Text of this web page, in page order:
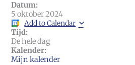
Datum:
5 oktober 2024
Add to Calendar
Tijd:
De hele dag
Kalender:
Mijn kalender